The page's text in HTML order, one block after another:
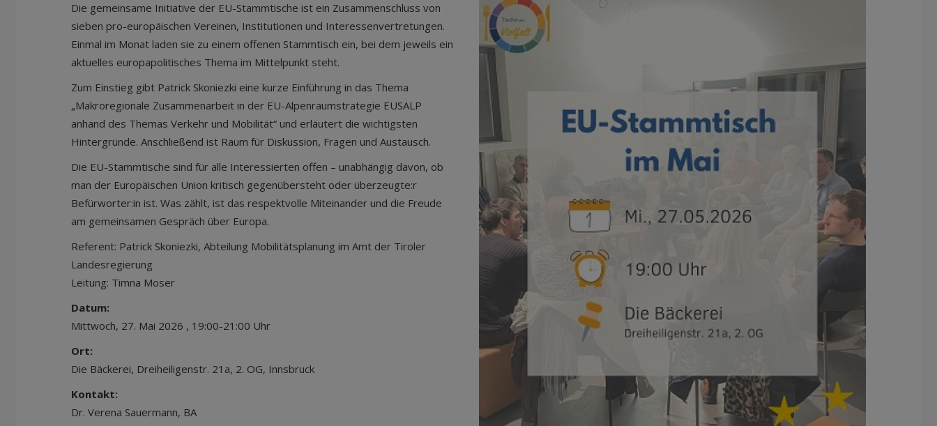
Die gemeinsame Initiative der EU-Stammtische ist ein Zusammenschluss von
sieben pro-europäischen Vereinen, Institutionen und Interessenvertretungen.
Einmal im Monat laden sie zu einem offenen Stammtisch ein, bei dem jeweils ein
aktuelles europapolitisches Thema im Mittelpunkt steht.
Zum Einstieg gibt Patrick Skoniezki eine kurze Einführung in das Thema
„Makroregionale Zusammenarbeit in der EU-Alpenraumstrategie EUSALP
anhand des Themas Verkehr und Mobilität“ und erläutert die wichtigsten
Hintergründe. Anschließend ist Raum für Diskussion, Fragen und Austausch.
Die EU-Stammtische sind für alle Interessierten offen – unabhängig davon, ob
man der Europäischen Union kritisch gegenübersteht oder überzeugte:r
Befürworter:in ist. Was zählt, ist das respektvolle Miteinander und die Freude
am gemeinsamen Gespräch über Europa.
Referent: Patrick Skoniezki, Abteilung Mobilitätsplanung im Amt der Tiroler
Landesregierung
Leitung: Timna Moser
Datum:
Mittwoch, 27. Mai 2026 , 19:00-21:00 Uhr
Ort:
Die Bäckerei, Dreiheiligenstr. 21a, 2. OG, Innsbruck
Kontakt:
Dr. Verena Sauermann, BA